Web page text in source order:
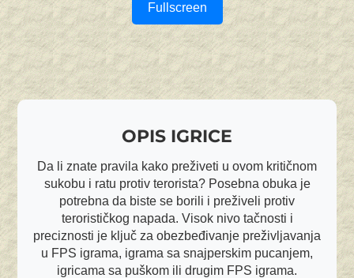
Fullscreen
OPIS IGRICE
Da li znate pravila kako preživeti u ovom kritičnom
sukobu i ratu protiv terorista? Posebna obuka je
potrebna da biste se borili i preživeli protiv
terorističkog napada. Visok nivo tačnosti i
preciznosti je ključ za obezbeđivanje preživljavanja
u FPS igrama, igrama sa snajperskim pucanjem,
igricama sa puškom ili drugim FPS igrama.